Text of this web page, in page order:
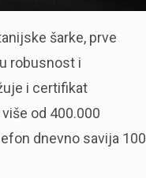
šarke, prve
robusnost i
i certifikat
od 400.000
dnevno savija 100